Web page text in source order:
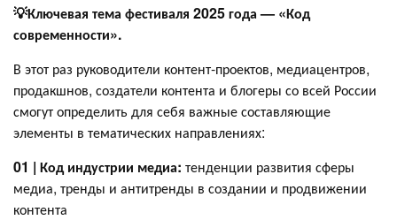
💡Ключевая тема фестиваля 2025 года — «Код
современности».
В этот раз руководители контент-проектов, медиацентров,
продакшнов, создатели контента и блогеры со всей России
смогут определить для себя важные составляющие
элементы в тематических направлениях:
01 | Код индустрии медиа: тенденции развития сферы
медиа, тренды и антитренды в создании и продвижении
контента